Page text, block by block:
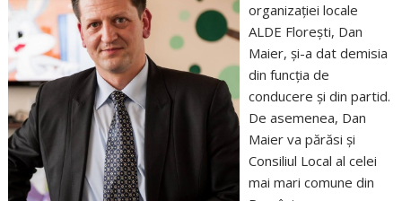
organizaţiei locale
ALDE Floreşti, Dan
Maier, şi-a dat demisia
din funcţia de
conducere şi din partid.
De asemenea, Dan
Maier va părăsi şi
Consiliul Local al celei
mai mari comune din